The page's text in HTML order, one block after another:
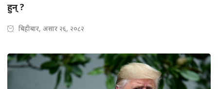
हुन् ?
बिहीबार, असार २६, २०८२